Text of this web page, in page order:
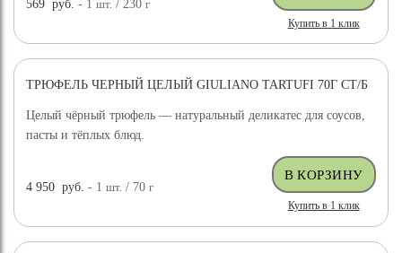
569 руб. - 1шт. / 230г
Купить в 1 клик
ДОСТАВКА БЕСПЛАТНО
ТРЮФЕЛЬ ЧЕРНЫЙ ЦЕЛЫЙ GIULIANO TARTUFI 70Г СТ/Б
Целый чёрный трюфель — натуральный деликатес для соусов,
пасты и тёплых блюд.
4 950 руб. - 1шт. / 70г
Купить в 1 клик